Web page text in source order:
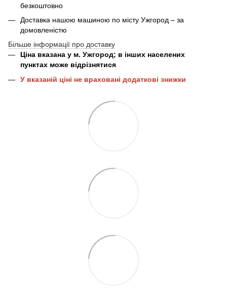
безкоштовно
Доставка нашою машиною по місту Ужгород – за
домовленістю
Більше інформації про доставку
Ціна вказана у м. Ужгород; в інших населених
пунктах може відрізнятися
У вказаній ціні не враховані додаткові знижки